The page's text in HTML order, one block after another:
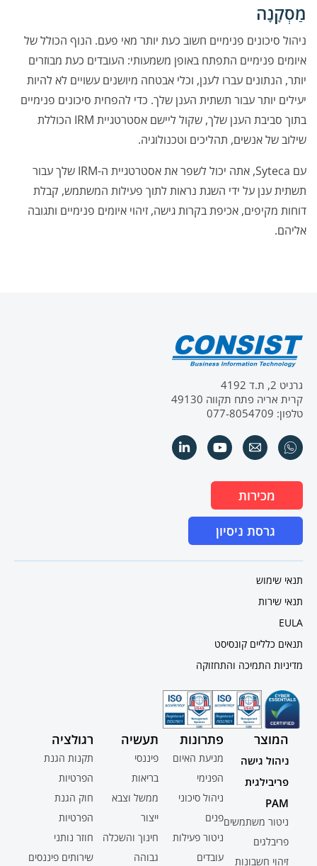
מַסְקָנָה
ניהול סיכונים פנימיים חשוב כעת יותר מאי פעם. הנוף הכולל של
איומים פנימיים התפתח באופן משמעותי: העובדים כעת מבוזרים
יותר, הנתונים עברו לענן, וכלי אבטחה מיושנים עשויים לא להיות
יעילים יותר עבור תשתית הענן שלך. כדי להפחית סיכונים פנימיים
בתוך סביבת הענן שלך, שקול ליישם אסטרטגיית IRM הכוללת
שילוב של אנשים, תהליכים וטכנולוגיה.
עם Syteca, אתה יכול לשפר את אסטרטגיית ה-IRM שלך עבור
תשתית ענן על ידי השגת נראות לתוך פעילות המשתמש, קבלת
דוחות מקיפים, אכיפת בקרות גישה, זיהוי איומים פנימיים ותגובה
אליהם.
גרניט 2, ת.ד 4192
קרית אריה פתח תקווה 49130
טלפון: 077-8054709
מכירות
גרסת ניסיון
תנאי שימוש
תנאי שירות
EULA
תנאים כלליים קונסיסט
מדיניות התמיכה והתחזוקה
המוצר
ניהול גישה
פריבילגית
PAM
ניטור משתמשים
פריבלגים
זיהוי חשבונות
פתרונות
מניעת האיום
הפנימי
ניהול סיכוני
פנים
ניטור פעילות
עובדים
תעשיה
פיננסי
בריאות
ממשל וצבא
ייצור
חינוך והשכלה
גבוהה
רגולציה
תקנות הגנת
הפרטיות
חוק הגנת
הפרטיות
חוזר נותני
שירותים פיננסים